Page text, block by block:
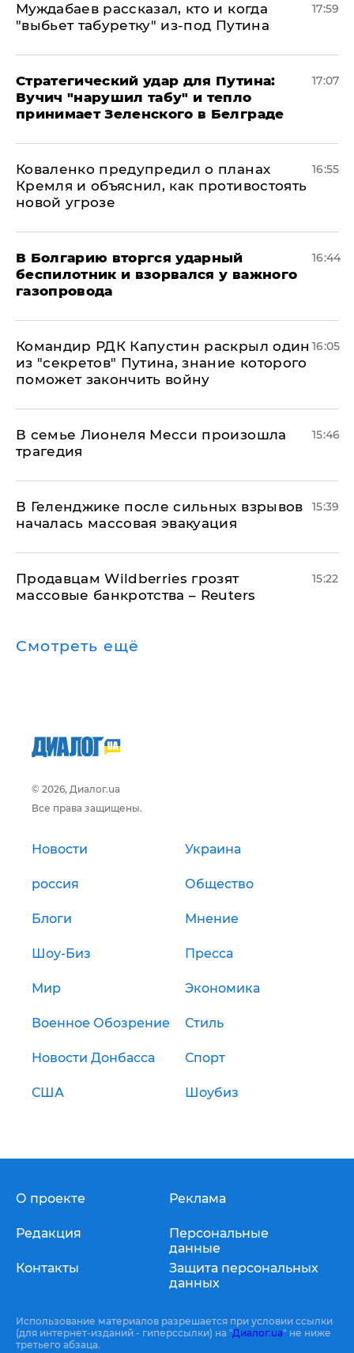
Муждабаев рассказал, кто и когда
"выбьет табуретку" из-под Путина
17:59
Стратегический удар для Путина:
Вучич "нарушил табу" и тепло
принимает Зеленского в Белграде
17:07
Коваленко предупредил о планах
Кремля и объяснил, как противостоять
новой угрозе
16:55
В Болгарию вторгся ударный
беспилотник и взорвался у важного
газопровода
16:44
Командир РДК Капустин раскрыл один
из "секретов" Путина, знание которого
поможет закончить войну
16:05
В семье Лионеля Месси произошла
трагедия
15:46
В Геленджике после сильных взрывов
началась массовая эвакуация
15:39
Продавцам Wildberries грозят
массовые банкротства – Reuters
15:22
Смотреть ещё
© 2026, Диалог.ua
Все права защищены.
Новости Украина
россия Общество
Блоги Мнение
Шоу-Биз Пресса
Мир Экономика
Военное Обозрение Стиль
Новости Донбасса Спорт
США Шоубиз
О проекте
Редакция
Контакты
Реклама
Персональные
данные
Защита персональных
данных
Использование материалов разрешается при условии ссылки
(для интернет-изданий - гиперссылки) на "Диалог.ua" не ниже
третьего абзаца.